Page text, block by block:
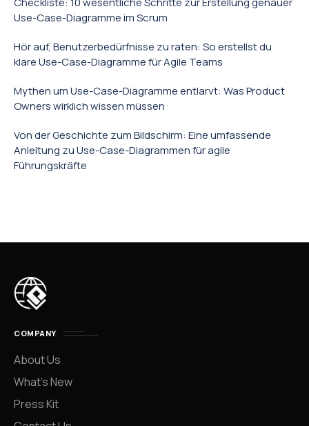
Use-Case-Diagramme im Scrum
Hör auf, Benutzerbedürfnisse zu raten: So erstellst du
klare Use-Case-Diagramme für Agile Teams
Mythen um Use-Case-Diagramme entlarvt: Was Product
Owners wirklich wissen müssen
Von der Geschichte zum Bildschirm: Eine umfassende
Anleitung zu Use-Case-Diagrammen für agile
Führungskräfte
COMPANY
About Us
What’s New
Press Kit